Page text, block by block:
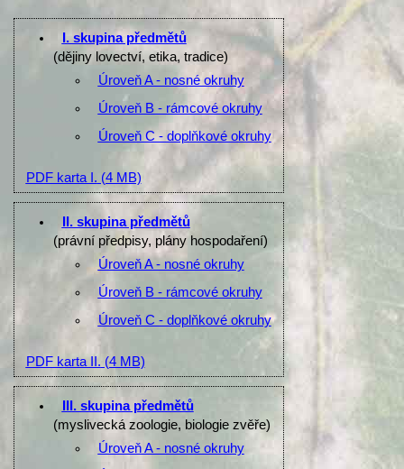
I. skupina předmětů
(dějiny lovectví, etika, tradice)
Úroveň A - nosné okruhy
Úroveň B - rámcové okruhy
Úroveň C - doplňkové okruhy
PDF karta I. (4 MB)
II. skupina předmětů
(právní předpisy, plány hospodaření)
Úroveň A - nosné okruhy
Úroveň B - rámcové okruhy
Úroveň C - doplňkové okruhy
PDF karta II. (4 MB)
III. skupina předmětů
(myslivecká zoologie, biologie zvěře)
Úroveň A - nosné okruhy